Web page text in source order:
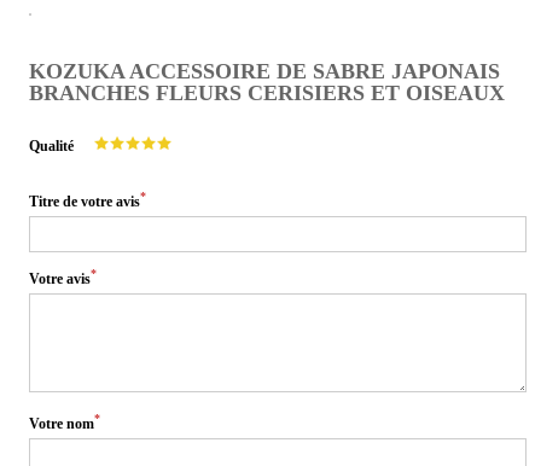
KOZUKA ACCESSOIRE DE SABRE JAPONAIS
BRANCHES FLEURS CERISIERS ET OISEAUX
Qualité
Titre de votre avis*
Votre avis*
Votre nom*